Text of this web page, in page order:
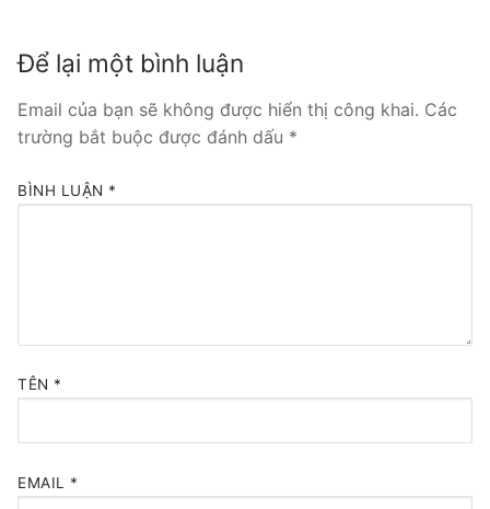
IPPBX FOR LARGE ENTERPRISES
Tổng đài Yeastar K2
Để lại một bình luận
Email của bạn sẽ không được hiển thị công khai. Các
trường bắt buộc được đánh dấu *
BÌNH LUẬN *
TÊN *
EMAIL *